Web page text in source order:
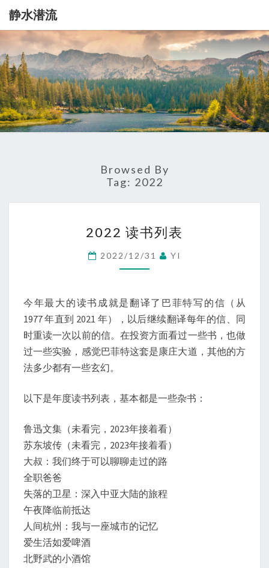
静水潜流
静
水
潜
流
记
录
一
点
生
活
Browsed By
Tag: 2022
读
书
列
2022 读书列表
2022/12/31 YI
今年最大的读书成就是翻译了巴菲特写的信（从
1977 年直到 2021 年），以后继续翻译每年的信、同
时重读一次以前的信。在投资方面看过一些书，也做
过一些实验，感觉巴菲特这套是康庄大道，其他的方
法多少都有一些玄幻。
以下是年度读书列表，基本都是一些杂书：
鲁迅文集（未看完，2023年接着看）
苏东坡传（未看完，2023年接着看）
大叔：我们终于可以聊聊走过的路
全职爸爸
失落的卫星：深入中亚大陆的旅程
午夜降临前抵达
人间杭州：我与一座城市的记忆
爱生活如爱啤酒
北野武的小酒馆